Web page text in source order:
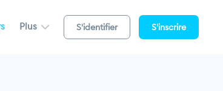
Plus S'identifier S'inscrire